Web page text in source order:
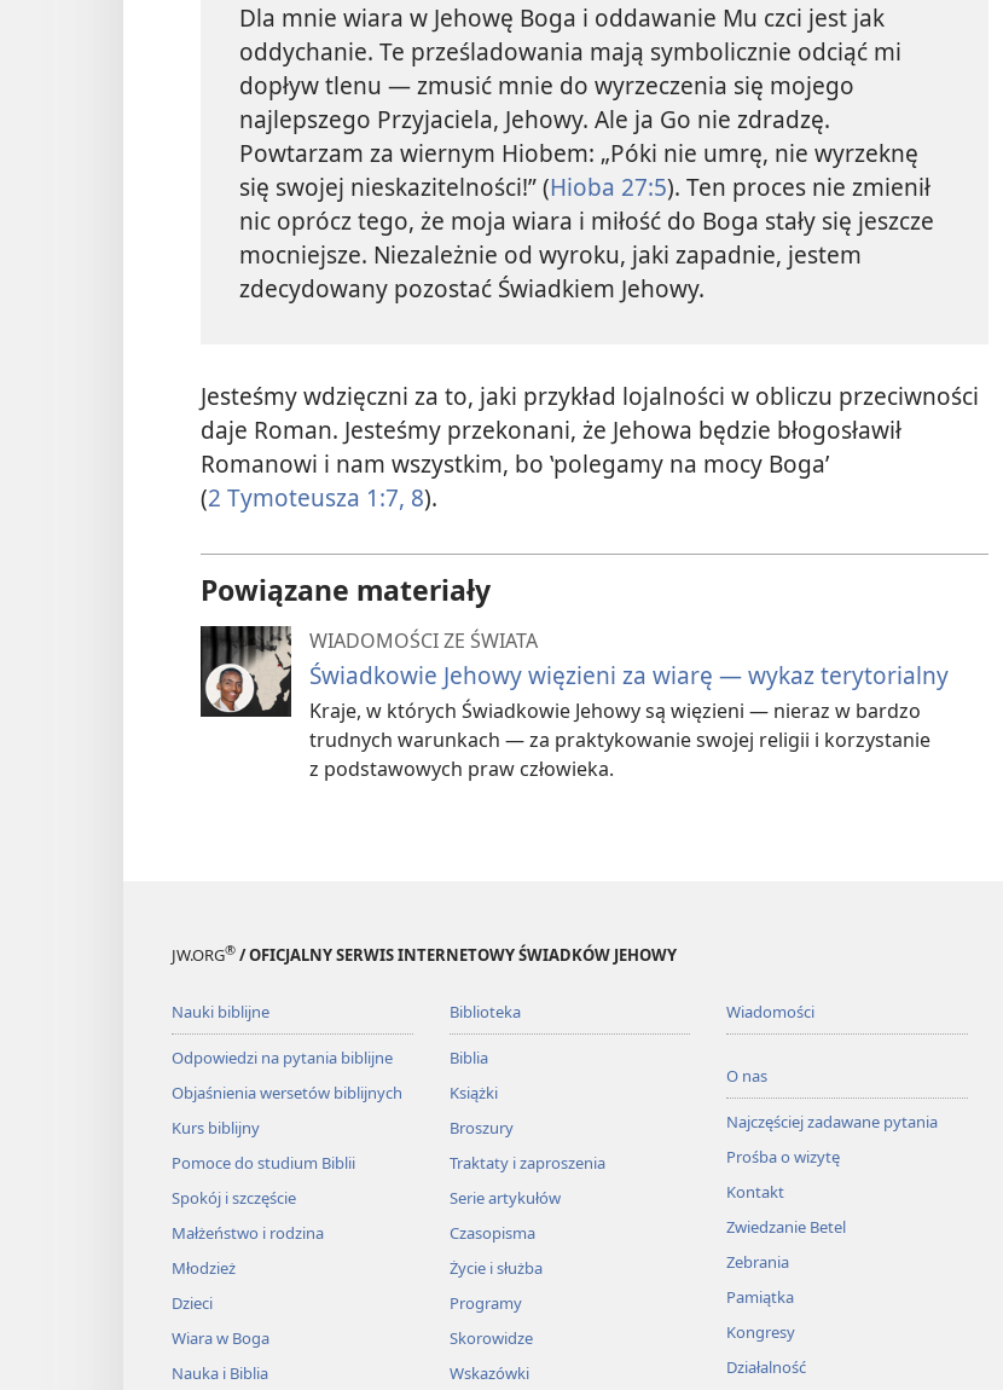
Dla mnie wiara w Jehowę Boga i oddawanie Mu czci jest jak
oddychanie. Te prześladowania mają symbolicznie odciąć mi
dopływ tlenu — zmusić mnie do wyrzeczenia się mojego
najlepszego Przyjaciela, Jehowy. Ale ja Go nie zdradzę.
Powtarzam za wiernym Hiobem: „Póki nie umrę, nie wyrzeknę
się swojej nieskazitelności!” (Hioba 27:5). Ten proces nie zmienił
nic oprócz tego, że moja wiara i miłość do Boga stały się jeszcze
mocniejsze. Niezależnie od wyroku, jaki zapadnie, jestem
zdecydowany pozostać Świadkiem Jehowy.
Jesteśmy wdzięczni za to, jaki przykład lojalności w obliczu przeciwności
daje Roman. Jesteśmy przekonani, że Jehowa będzie błogosławił
Romanowi i nam wszystkim, bo ‛polegamy na mocy Boga’
(2 Tymoteusza 1:7, 8).
Powiązane materiały
WIADOMOŚCI ZE ŚWIATA
Świadkowie Jehowy więzieni za wiarę — wykaz terytorialny
Kraje, w których Świadkowie Jehowy są więzieni — nieraz w bardzo
trudnych warunkach — za praktykowanie swojej religii i korzystanie
z podstawowych praw człowieka.
JW.ORG® / OFICJALNY SERWIS INTERNETOWY ŚWIADKÓW JEHOWY
Nauki biblijne
Odpowiedzi na pytania biblijne
Objaśnienia wersetów biblijnych
Kurs biblijny
Pomoce do studium Biblii
Spokój i szczęście
Małżeństwo i rodzina
Młodzież
Dzieci
Wiara w Boga
Nauka i Biblia
Biblioteka
Biblia
Książki
Broszury
Traktaty i zaproszenia
Serie artykułów
Czasopisma
Życie i służba
Programy
Skorowidze
Wskazówki
Wiadomości
O nas
Najczęściej zadawane pytania
Prośba o wizytę
Kontakt
Zwiedzanie Betel
Zebrania
Pamiątka
Kongresy
Działalność